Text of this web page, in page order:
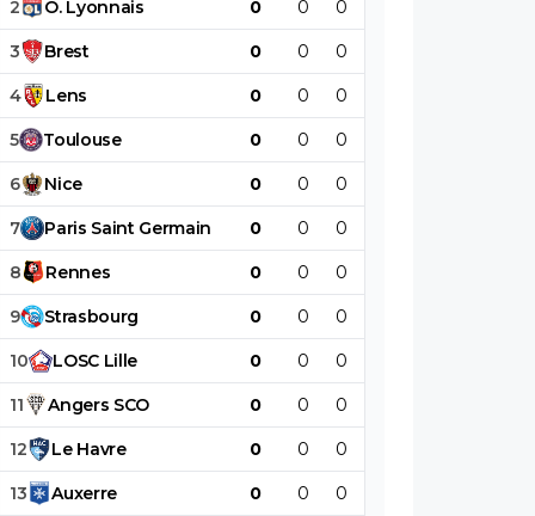
2 O. Lyonnais 0 0 0
3 Brest 0 0 0
4 Lens 0 0 0
5 Toulouse 0 0 0
6 Nice 0 0 0
7 Paris Saint Germain 0 0 0
8 Rennes 0 0 0
9 Strasbourg 0 0 0
10 LOSC Lille 0 0 0
11 Angers SCO 0 0 0
12 Le Havre 0 0 0
13 Auxerre 0 0 0